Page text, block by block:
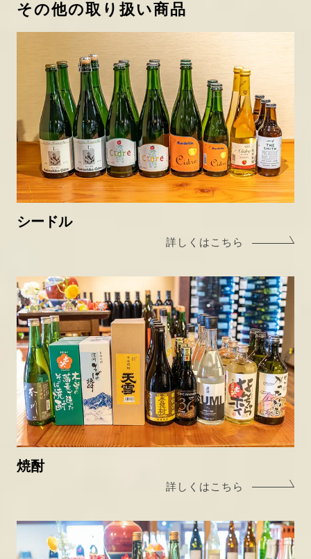
その他の取り扱い商品
シードル
詳しくはこちら
焼酎
詳しくはこちら